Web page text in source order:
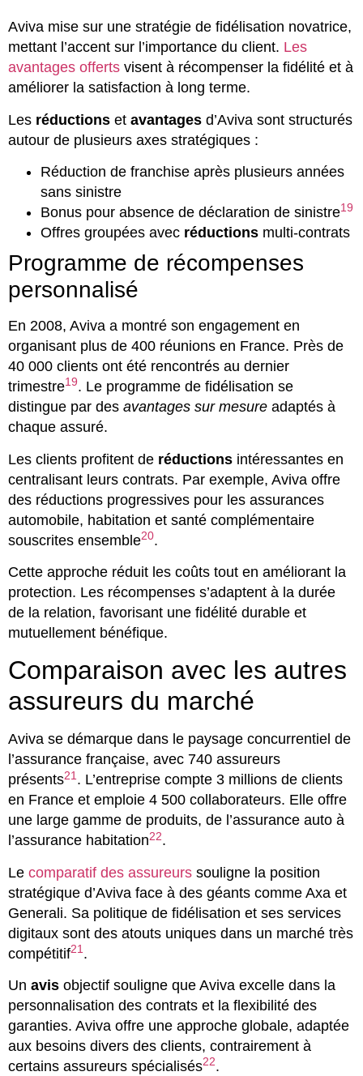
Aviva mise sur une stratégie de fidélisation novatrice,
mettant l’accent sur l’importance du client. Les
avantages offerts visent à récompenser la fidélité et à
améliorer la satisfaction à long terme.
Les réductions et avantages d’Aviva sont structurés
autour de plusieurs axes stratégiques :
Réduction de franchise après plusieurs années
sans sinistre
Bonus pour absence de déclaration de sinistre19
Offres groupées avec réductions multi-contrats
Programme de récompenses
personnalisé
En 2008, Aviva a montré son engagement en
organisant plus de 400 réunions en France. Près de
40 000 clients ont été rencontrés au dernier
trimestre19. Le programme de fidélisation se
distingue par des avantages sur mesure adaptés à
chaque assuré.
Les clients profitent de réductions intéressantes en
centralisant leurs contrats. Par exemple, Aviva offre
des réductions progressives pour les assurances
automobile, habitation et santé complémentaire
souscrites ensemble20.
Cette approche réduit les coûts tout en améliorant la
protection. Les récompenses s’adaptent à la durée
de la relation, favorisant une fidélité durable et
mutuellement bénéfique.
Comparaison avec les autres
assureurs du marché
Aviva se démarque dans le paysage concurrentiel de
l’assurance française, avec 740 assureurs
présents21 . L’entreprise compte 3 millions de clients
en France et emploie 4 500 collaborateurs. Elle offre
une large gamme de produits, de l’assurance auto à
l’assurance habitation22.
Le comparatif des assureurs souligne la position
stratégique d’Aviva face à des géants comme Axa et
Generali. Sa politique de fidélisation et ses services
digitaux sont des atouts uniques dans un marché très
compétitif21.
Un avis objectif souligne que Aviva excelle dans la
personnalisation des contrats et la flexibilité des
garanties. Aviva offre une approche globale, adaptée
aux besoins divers des clients, contrairement à
certains assureurs spécialisés22.